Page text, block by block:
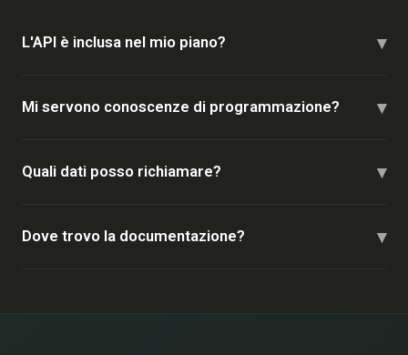
L'API è inclusa nel mio piano? ▾
Mi servono conoscenze di programmazione? ▾
Quali dati posso richiamare? ▾
Dove trovo la documentazione? ▾